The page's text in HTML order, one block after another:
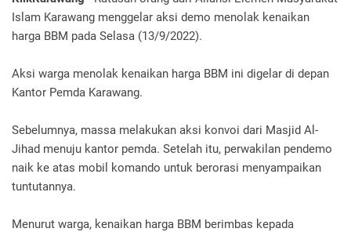
Islam Karawang menggelar aksi demo menolak kenaikan
harga BBM pada Selasa (13/9/2022).
Aksi warga menolak kenaikan harga BBM ini digelar di depan
Kantor Pemda Karawang.
Sebelumnya, massa melakukan aksi konvoi dari Masjid Al-
Jihad menuju kantor pemda. Setelah itu, perwakilan pendemo
naik ke atas mobil komando untuk berorasi menyampaikan
tuntutannya.
Menurut warga, kenaikan harga BBM berimbas kepada